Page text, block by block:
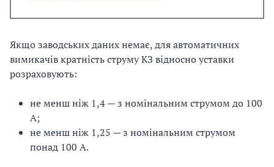
Якщо заводських даних немає, для автоматичних
вимикачів кратність струму КЗ відносно уставки
розраховують:
не менш ніж 1,4 — з номінальним струмом до 100
А;
не менш ніж 1,25 — з номінальним струмом
понад 100 А.